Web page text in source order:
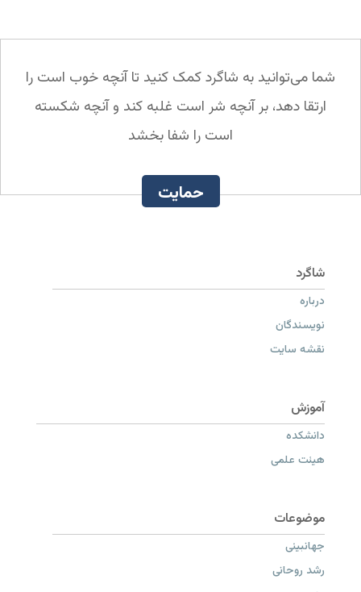
شما می‌توانید به شاگرد کمک کنید تا آنچه خوب است را
ارتقا دهد، بر آنچه شر است غلبه کند و آنچه شکسته
است را شفا بخشد
حمایت
درباره
نویسندگان
نقشه سایت
دانشکده
هیئت علمی
جهانبینی
رشد روحانی